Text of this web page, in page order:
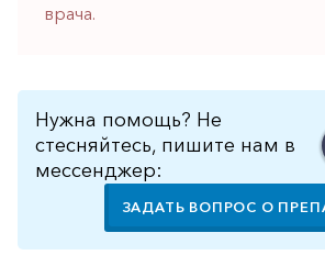
Щитовидная
врача.
Нужна помощь? Не
стесняйтесь, пишите нам в
мессенджер:
ЗАДАТЬ ВОПРОС О